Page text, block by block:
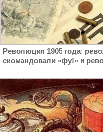
Революция 1905 года:
скомандовали «фу!» и